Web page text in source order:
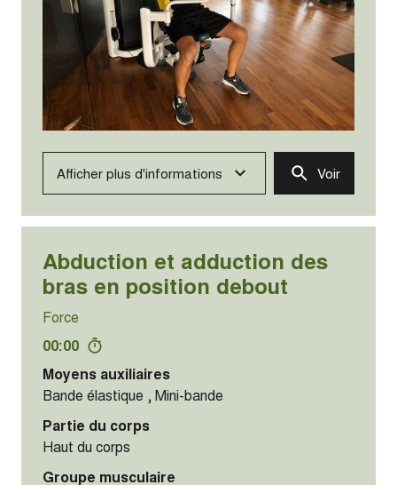
Afficher plus d'informations Voir
Abduction et adduction des
bras en position debout
Force
00:00
Moyens auxiliaires
Bande élastique , Mini-bande
Partie du corps
Haut du corps
Groupe musculaire